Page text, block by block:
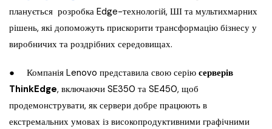
планується розробка Edge-технологій, ШІ та мультихмарних
рішень, які допоможуть прискорити трансформацію бізнесу у
виробничих та роздрібних середовищах.
● Компанія Lenovo представила свою серію серверів
ThinkEdge, включаючи SE350 та SE450, щоб
продемонструвати, як сервери добре працюють в
екстремальних умовах із високопродуктивними графічними